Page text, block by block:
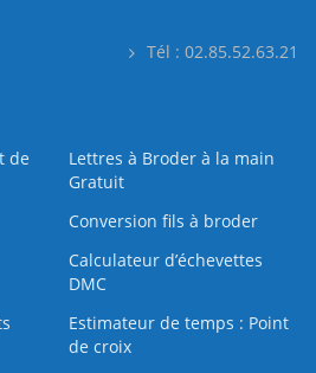
Tél : 02.85.52.63.21
de
Lettres à Broder à la main
Gratuit
Conversion fils à broder
Calculateur d’échevettes
DMC
Estimateur de temps : Point
de croix